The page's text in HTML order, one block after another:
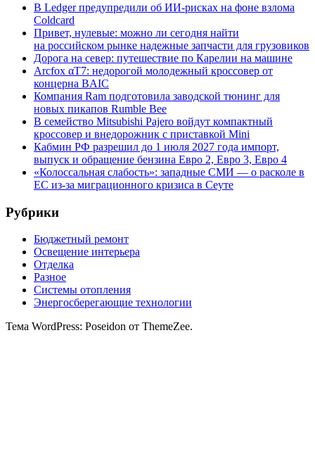
В Ledger предупредили об ИИ-рисках на фоне взлома
Coldcard
Привет, нулевые: можно ли сегодня найти
на российском рынке надежные запчасти для грузовиков
Дорога на север: путешествие по Карелии на машине
Arcfox αT7: недорогой молодежный кроссовер от
концерна BAIC
Компания Ram подготовила заводской тюнинг для
новых пикапов Rumble Bee
В семейство Mitsubishi Pajero войдут компактный
кроссовер и внедорожник с приставкой Mini
Кабмин РФ разрешил до 1 июля 2027 года импорт,
выпуск и обращение бензина Евро 2, Евро 3, Евро 4
«Колоссальная слабость»: западные СМИ — о расколе в
ЕС из-за миграционного кризиса в Сеуте
Рубрики
Бюджетный ремонт
Освещение интерьера
Отделка
Разное
Системы отопления
Энергосберегающие технологии
Тема WordPress: Poseidon от ThemeZee.